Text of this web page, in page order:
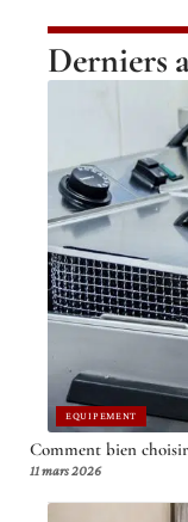
Derniers
EQUIPEMENT
Comment bien
11 mars 2026